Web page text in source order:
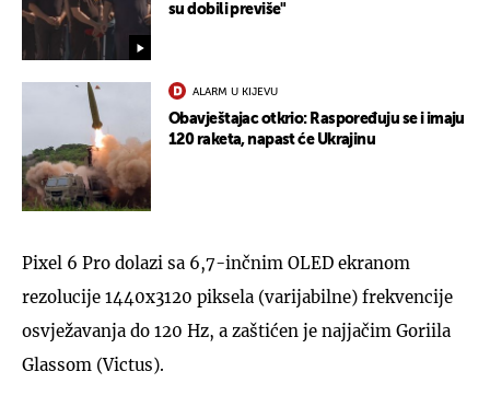
su dobili previše"
ALARM U KIJEVU
Obavještajac otkrio: Raspoređuju se i imaju
120 raketa, napast će Ukrajinu
Pixel 6 Pro dolazi sa 6,7-inčnim OLED ekranom
rezolucije 1440x3120 piksela (varijabilne) frekvencije
osvježavanja do 120 Hz, a zaštićen je najjačim Goriila
Glassom (Victus).